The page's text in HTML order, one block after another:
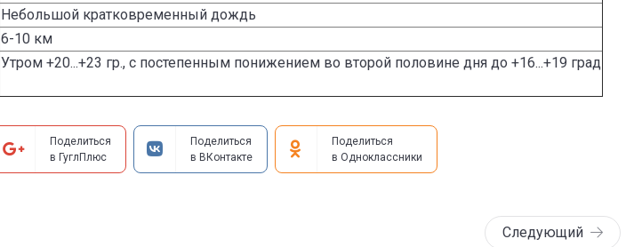
Небольшой кратковременный дождь
6-10 км
Утром +20...+23 гр., с постепенным понижением во второй половине дня до +16...+19 град
Поделиться
в ГуглПлюс
Поделиться
в ВКонтакте
Поделиться
в Одноклассники
Следующий